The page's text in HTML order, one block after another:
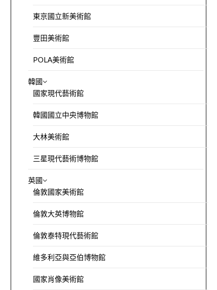
東京國立新美術館
豐田美術館
POLA美術館
韓國
國家現代藝術館
韓國國立中央博物館
大林美術館
三星現代藝術博物館
英國
倫敦國家美術館
倫敦大英博物館
倫敦泰特現代藝術館
維多利亞與亞伯博物館
國家肖像美術館